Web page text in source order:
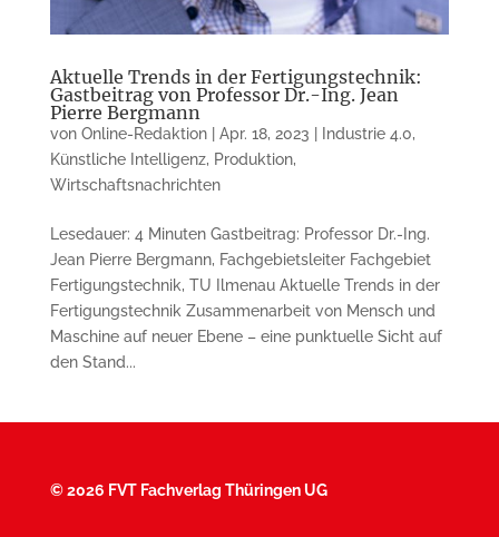
Aktuelle Trends in der Fertigungstechnik:
Gastbeitrag von Professor Dr.-Ing. Jean
Pierre Bergmann
von Online-Redaktion| Apr. 18, 2023 Industrie 4.0,
Künstliche Intelligenz, Produktion,
Wirtschaftsnachrichten
Lesedauer: 4 Minuten Gastbeitrag: Professor Dr.-Ing.
Jean Pierre Bergmann, Fachgebietsleiter Fachgebiet
Fertigungstechnik, TU Ilmenau Aktuelle Trends in der
Fertigungstechnik Zusammenarbeit von Mensch und
Maschine auf neuer Ebene – eine punktuelle Sicht auf
den Stand...
©2026 FVT Fachverlag Thüringen UG